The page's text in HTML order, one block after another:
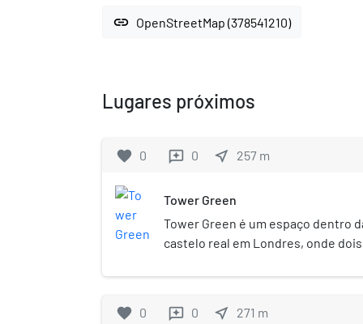
link OpenStreetMap (378541210)
Lugares próximos
favorite 0 reviews 0 near_me 257 m
Tower Green
Tower Green é um espaço dentro
castelo real em Londres, onde
decapitação. Era considerado
rainhas Ana Bolena, Catarina
favorite 0 reviews 0 near_me 271 m